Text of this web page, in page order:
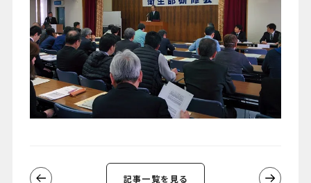
記事一覧を見る